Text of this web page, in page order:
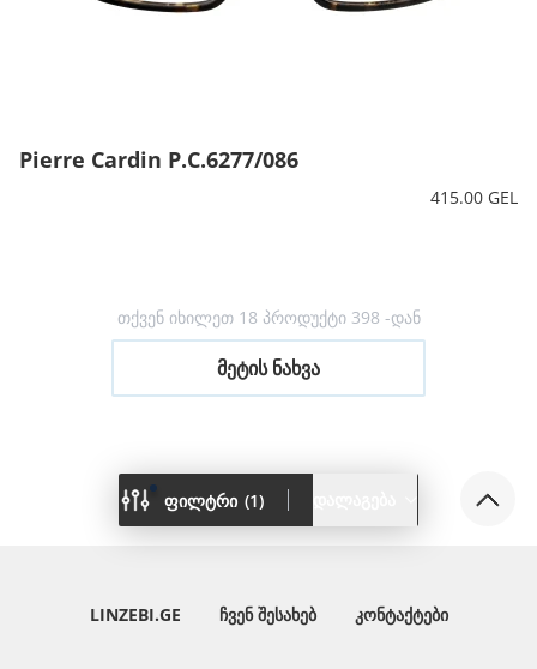
Pierre Cardin P.C.6277/086
415.00 GEL
თქვენ იხილეთ 18 პროდუქტი 398 -დან
ᲛᲔᲢᲘᲡ ᲜᲐᲮᲕᲐ
ფილტრი (1)
LINZEBI.GE ᲩᲕᲔᲜ ᲨᲔᲡᲐᲮᲔᲑ ᲙᲝᲜᲢᲐᲥᲢᲔᲑᲘ